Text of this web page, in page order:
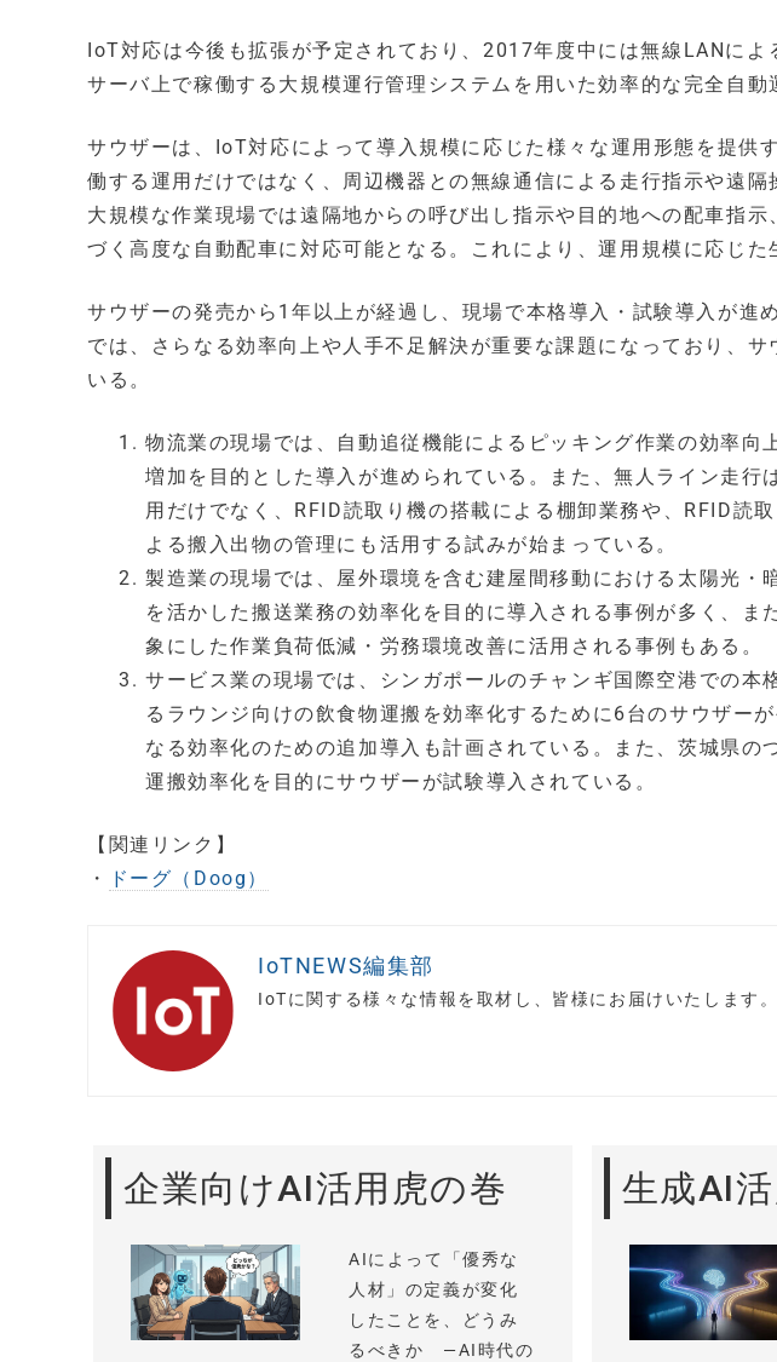
IoT対応は今後も拡張が予定されており、2017年度中には無線LANによ
サーバ上で稼働する大規模運行管理システムを用いた効率的な完全自動
サウザーは、IoT対応によって導入規模に応じた様々な運用形態を提供
働する運用だけではなく、周辺機器との無線通信による走行指示や遠隔
大規模な作業現場では遠隔地からの呼び出し指示や目的地への配車指
づく高度な自動配車に対応可能となる。これにより、運用規模に応じた
サウザーの発売から1年以上が経過し、現場で本格導入・試験導入が進
では、さらなる効率向上や人手不足解決が重要な課題になっており、
いる。
物流業の現場では、自動追従機能によるピッキング作業の効率向
増加を目的とした導入が進められている。また、無人ライン走行
用だけでなく、RFID読取り機の搭載による棚卸業務や、RFID読
よる搬入出物の管理にも活用する試みが始まっている。
製造業の現場では、屋外環境を含む建屋間移動における太陽光・
を活かした搬送業務の効率化を目的に導入される事例が多く、ま
象にした作業負荷低減・労務環境改善に活用される事例もある。
サービス業の現場では、シンガポールのチャンギ国際空港での本
るラウンジ向けの飲食物運搬を効率化するために6台のサウザー
なる効率化のための追加導入も計画されている。また、茨城県の
運搬効率化を目的にサウザーが試験導入されている。
【関連リンク】
・
ドーグ（Doog）
IoTNEWS編集部
IoTに関する様々な情報を取材し、皆様にお届けいたします。
企業向けAI活用虎の巻
AIによって「優秀な
人材」の定義が変化
したことを、どうみ
るべきか —AI時代の
生成AI